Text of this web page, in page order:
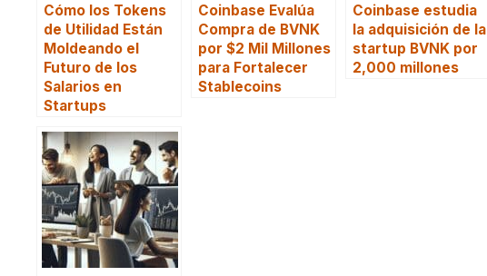
Cómo los Tokens
de Utilidad Están
Moldeando el
Futuro de los
Salarios en
Startups
Coinbase Evalúa
Compra de BVNK
por $2 Mil Millones
para Fortalecer
Stablecoins
Coinbase estudia
la adquisición de la
startup BVNK por
2,000 millones